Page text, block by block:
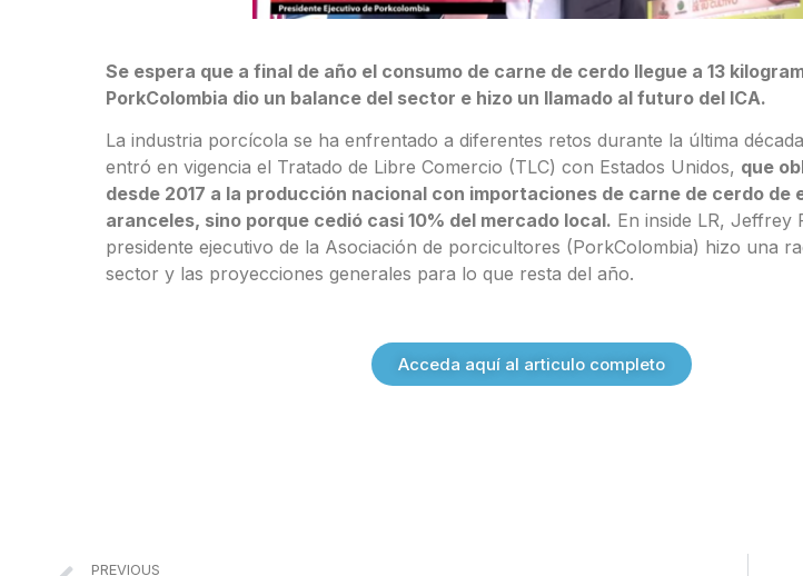
Se espera que a final de año el consumo de carne de cerdo llegue a 13
PorkColombia dio un balance del sector e hizo un llamado al futuro del ICA.
La industria porcícola se ha enfrentado a diferentes retos durante la última
entró en vigencia el Tratado de Libre Comercio (TLC) con Estados Unidos, que
desde 2017 a la producción nacional con importaciones de carne de cerdo de
aranceles, sino porque cedió casi 10% del mercado local. En inside LR, Jeffrey
presidente ejecutivo de la Asociación de porcicultores (PorkColombia) hizo una
sector y las proyecciones generales para lo que resta del año.
Acceda aquí al articulo completo
PREVIOUS